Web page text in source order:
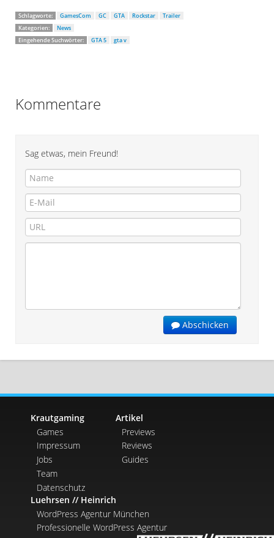
Schlagworte: GamesCom GC GTA Rockstar
Trailer
Kategorien:
News
Eingehende Suchwörter:
GTA 5 gta v
Kommentare
Sag etwas, mein Freund!
Abschicken
Krautgaming
Games
Impressum
Jobs
Team
Datenschutz
Artikel
Previews
Reviews
Guides
Luehrsen // Heinrich
WordPress Agentur München
Professionelle WordPress Agentur